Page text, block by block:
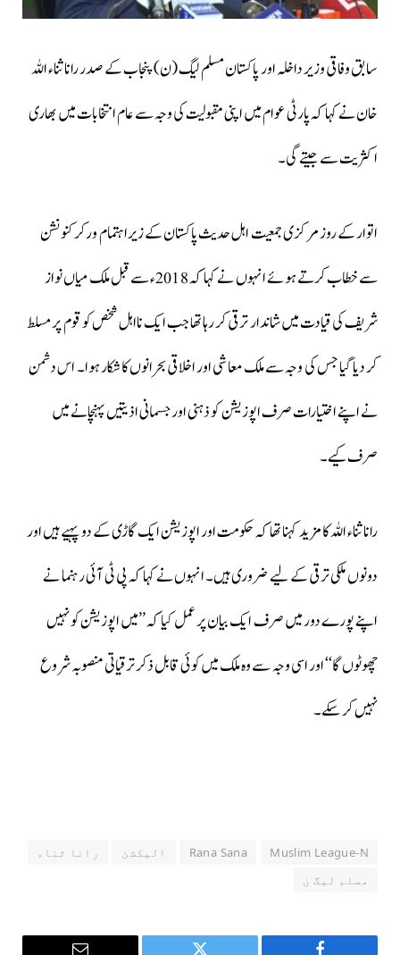
سابق وفاقی وزیر داخلہ اور پاکستان مسلم لیگ (ن) پنجاب کے صدر رانا ثناء اللہ
خان نے کہا کہ پارٹی عوام میں اپنی مقبولیت کی وجہ سے عام انتخابات میں بھاری
اکثریت سے جیتے گی۔
اتوار کے روز مرکزی جمعیت اہل حدیث پاکستان کے زیراہتمام ورکر کنونشن
سے خطاب کرتے ہوئے انہوں نے کہا کہ 2018ء سے قبل ملک میاں نواز
شریف کی قیادت میں شاندار ترقی کر رہا تھا جب ایک نااہل شخص کو قوم پر مسلط
کر دیا گیا جس کی وجہ سے ملک معاشی اور اخلاقی بحرانوں کا شکار ہوا۔ اس دشمن
نے اپنے اختیارات صرف اپوزیشن کو ذہنی اور جسمانی اذیتیں پہنچانے میں
صرف کیے۔
رانا ثناء اللہ کا مزید کہنا تھا کہ حکومت اور اپوزیشن ایک گاڑی کے دو پہیے ہیں اور
دونوں ملکی ترقی کے لیے ضروری ہیں۔ انہوں نے کہا کہ پی ٹی آئی رہنما نے
اپنے پورے دور میں صرف ایک بیان پر عمل کیا کہ ’’میں اپوزیشن کو نہیں
چھوٹوں گا‘‘ اور اسی وجہ سے وہ ملک میں کوئی قابل ذکر ترقیاتی منصوبہ شروع
نہیں کر سکے۔
Muslim League-N
Rana Sana الیکشن
رانا ثناء
مسلم لیگ ن